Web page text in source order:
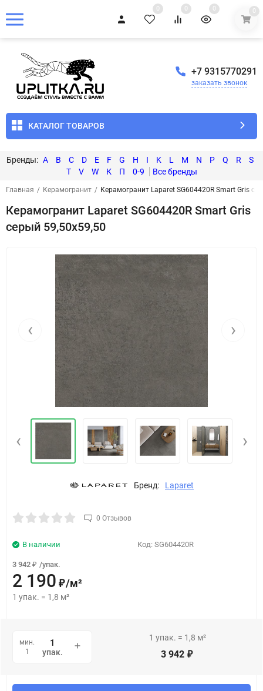
0 0 0 0
+7 9315770291
заказать звонок
КАТАЛОГ ТОВАРОВ
A B C D E F G H I K L M N P Q R
S
T
V W К П 0-9
Главная / Керамогранит / Керамогранит Laparet SG604420R Smart Gris
Керамогранит Laparet SG604420R Smart Gris
серый 59,50x59,50
‹ ›
‹ ›
Бренд: Laparet
0 Отзывов
Код: SG604420R
В наличии
3 942 ₽ /упак.
2 190 ₽/м²
1 упак. = 1,8 м²
мин.
1
упак.
1 упак. = 1,8 м²
3 942 ₽